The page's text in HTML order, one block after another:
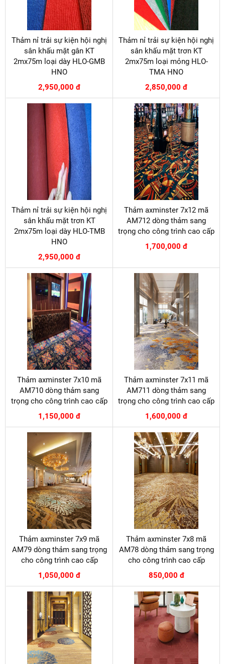
Thảm nỉ trải sự kiện hội nghị
sân khấu mặt gân KT
2mx75m loại dày HLO-GMB
HNO
2,950,000 đ
Thảm nỉ trải sự kiện hội nghị
sân khấu mặt trơn KT
2mx75m loại mỏng HLO-
TMA HNO
2,850,000 đ
Thảm nỉ trải sự kiện hội nghị
sân khấu mặt trơn KT
2mx75m loại dày HLO-TMB
HNO
2,950,000 đ
Thảm axminster 7x12 mã
AM712 dòng thảm sang
trọng cho công trình cao cấp
1,700,000 đ
Thảm axminster 7x10 mã
AM710 dòng thảm sang
trọng cho công trình cao cấp
1,150,000 đ
Thảm axminster 7x11 mã
AM711 dòng thảm sang
trọng cho công trình cao cấp
1,600,000 đ
Thảm axminster 7x9 mã
AM79 dòng thảm sang trọng
cho công trình cao cấp
1,050,000 đ
Thảm axminster 7x8 mã
AM78 dòng thảm sang trọng
cho công trình cao cấp
850,000 đ